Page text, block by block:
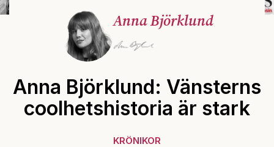
Anna Björklund
Anna Björklund: Vänsterns
coolhetshistoria är stark
KRÖNIKOR